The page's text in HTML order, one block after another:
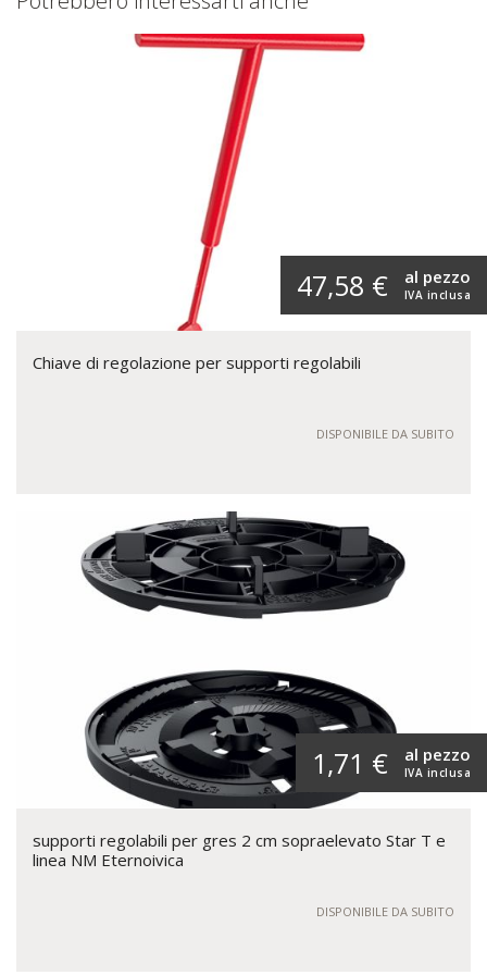
47,58 € IVA inclusa
al pezzo
Chiave di regolazione per supporti regolabili
DISPONIBILE DA SUBITO
1,71 € IVA inclusa
al pezzo
supporti regolabili per gres 2 cm sopraelevato Star T e
linea NM Eternoivica
DISPONIBILE DA SUBITO